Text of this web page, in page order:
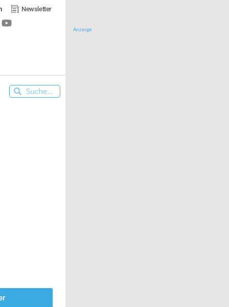
Newsletter
Anzeige